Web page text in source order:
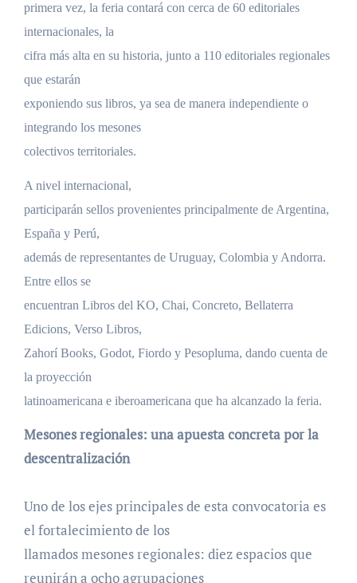
primera vez, la feria contará con cerca de 60 editoriales
internacionales, la
cifra más alta en su historia, junto a 110 editoriales regionales
que estarán
exponiendo sus libros, ya sea de manera independiente o
integrando los mesones
colectivos territoriales.
A nivel internacional,
participarán sellos provenientes principalmente de Argentina,
España y Perú,
además de representantes de Uruguay, Colombia y Andorra.
Entre ellos se
encuentran Libros del KO, Chai, Concreto, Bellaterra
Edicions, Verso Libros,
Zahorí Books, Godot, Fiordo y Pesopluma, dando cuenta de
la proyección
latinoamericana e iberoamericana que ha alcanzado la feria.
Mesones regionales: una apuesta concreta por la
descentralización
Uno de los ejes principales de esta convocatoria es
el fortalecimiento de los
llamados mesones regionales: diez espacios que
reunirán a ocho agrupaciones